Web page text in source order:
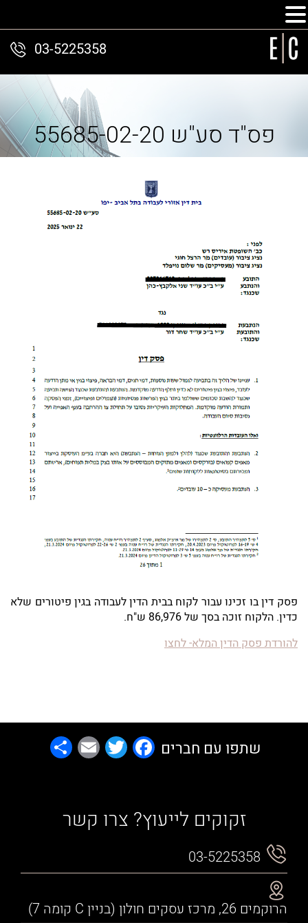
03-5225358
פס"ד סע"ש 55685-02-20
פסק דין בו זכינו עבור לקוח בבית הדין לעבודה בגין פיטורים שלא
כדין. הלקוח זוכה בסך של 86,976 ש"ח.
להורדת פסק הדין המלא- לחצו
שתפו עם חברים Facebook
Twitter
Email
זקוקים לייעוץ? צרו קשר
03-5225358
הרוקמים 26, מרכז עסקים חולון (בניין C קומה 7)